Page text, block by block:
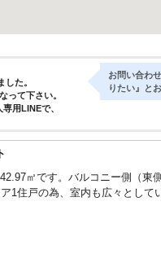
た。
って下さい。
用LINEで、
お問い合わ
りたい』と
㎡です。バルコニー側（
1住戸の為、室内も広々として